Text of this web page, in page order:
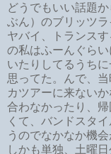
どうでもいい話題
ぶん）のブリッツラ
ヤバイ、トランス
の私はふーんぐら
いたりしてるうち
思ってた。んで、
カツアーに来ない
合わなかったり、
くて、バンドスタ
うのでなかなか機
しかも単独、土曜